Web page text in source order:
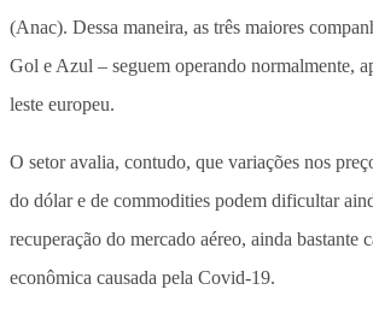
(Anac). Dessa maneira, as três maiores
Gol e Azul – seguem operando normalmente,
leste europeu.
O setor avalia, contudo, que variações nos
do dólar e de commodities podem dificultar
recuperação do mercado aéreo, ainda bastante
econômica causada pela Covid-19.